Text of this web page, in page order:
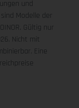
und
Modelle der
Gültig nur
Nicht mit
Eine